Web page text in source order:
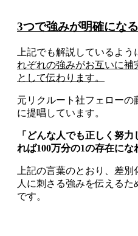
3つで強みが明確にな
上記でも解説しているよう
れぞれの強みがお互いに補
として伝わります。
元リクルート社フェローの
に提唱しています。
「どんな人でも正しく努
れば100万分の1の存在にな
上記の言葉のとおり、差
人に刺さる強みを伝える
です。